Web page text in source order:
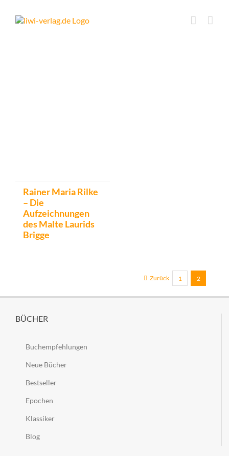
content
Rainer Maria Rilke
– Die
Aufzeichnungen
des Malte Laurids
Brigge
Zurück 1 2
BÜCHER
Buchempfehlungen
Neue Bücher
Bestseller
Epochen
Klassiker
Blog